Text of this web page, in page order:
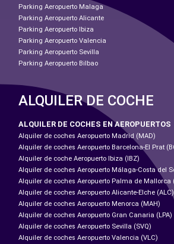
Parking Aeropuerto Malaga
Parking Aeropuerto Alicante
Parking Aeropuerto Ibiza
Parking Aeropuerto Valencia
Parking Aeropuerto Sevilla
Parking Aeropuerto Bilbao
ALQUILER DE COCHE
ALQUILER DE COCHES EN AEROPUERTOS
Alquiler de coches Aeropuerto Madrid (MAD)
Alquiler de coches Aeropuerto Barcelona-El Prat
Alquiler de coche Aeropuerto Ibiza (IBZ)
Alquiler de coches Aeropuerto Málaga-Costa del
Alquiler de coches Aeropuerto Palma de Mallorca
Alquiler de coches Aeropuerto Alicante-Elche (ALC)
Alquiler de coches Aeropuerto Menorca (MAH)
Alquiler de coches Aeropuerto Gran Canaria (LPA)
Alquiler de coches Aeropuerto Sevilla (SVQ)
Alquiler de coches Aeropuerto Valencia (VLC)